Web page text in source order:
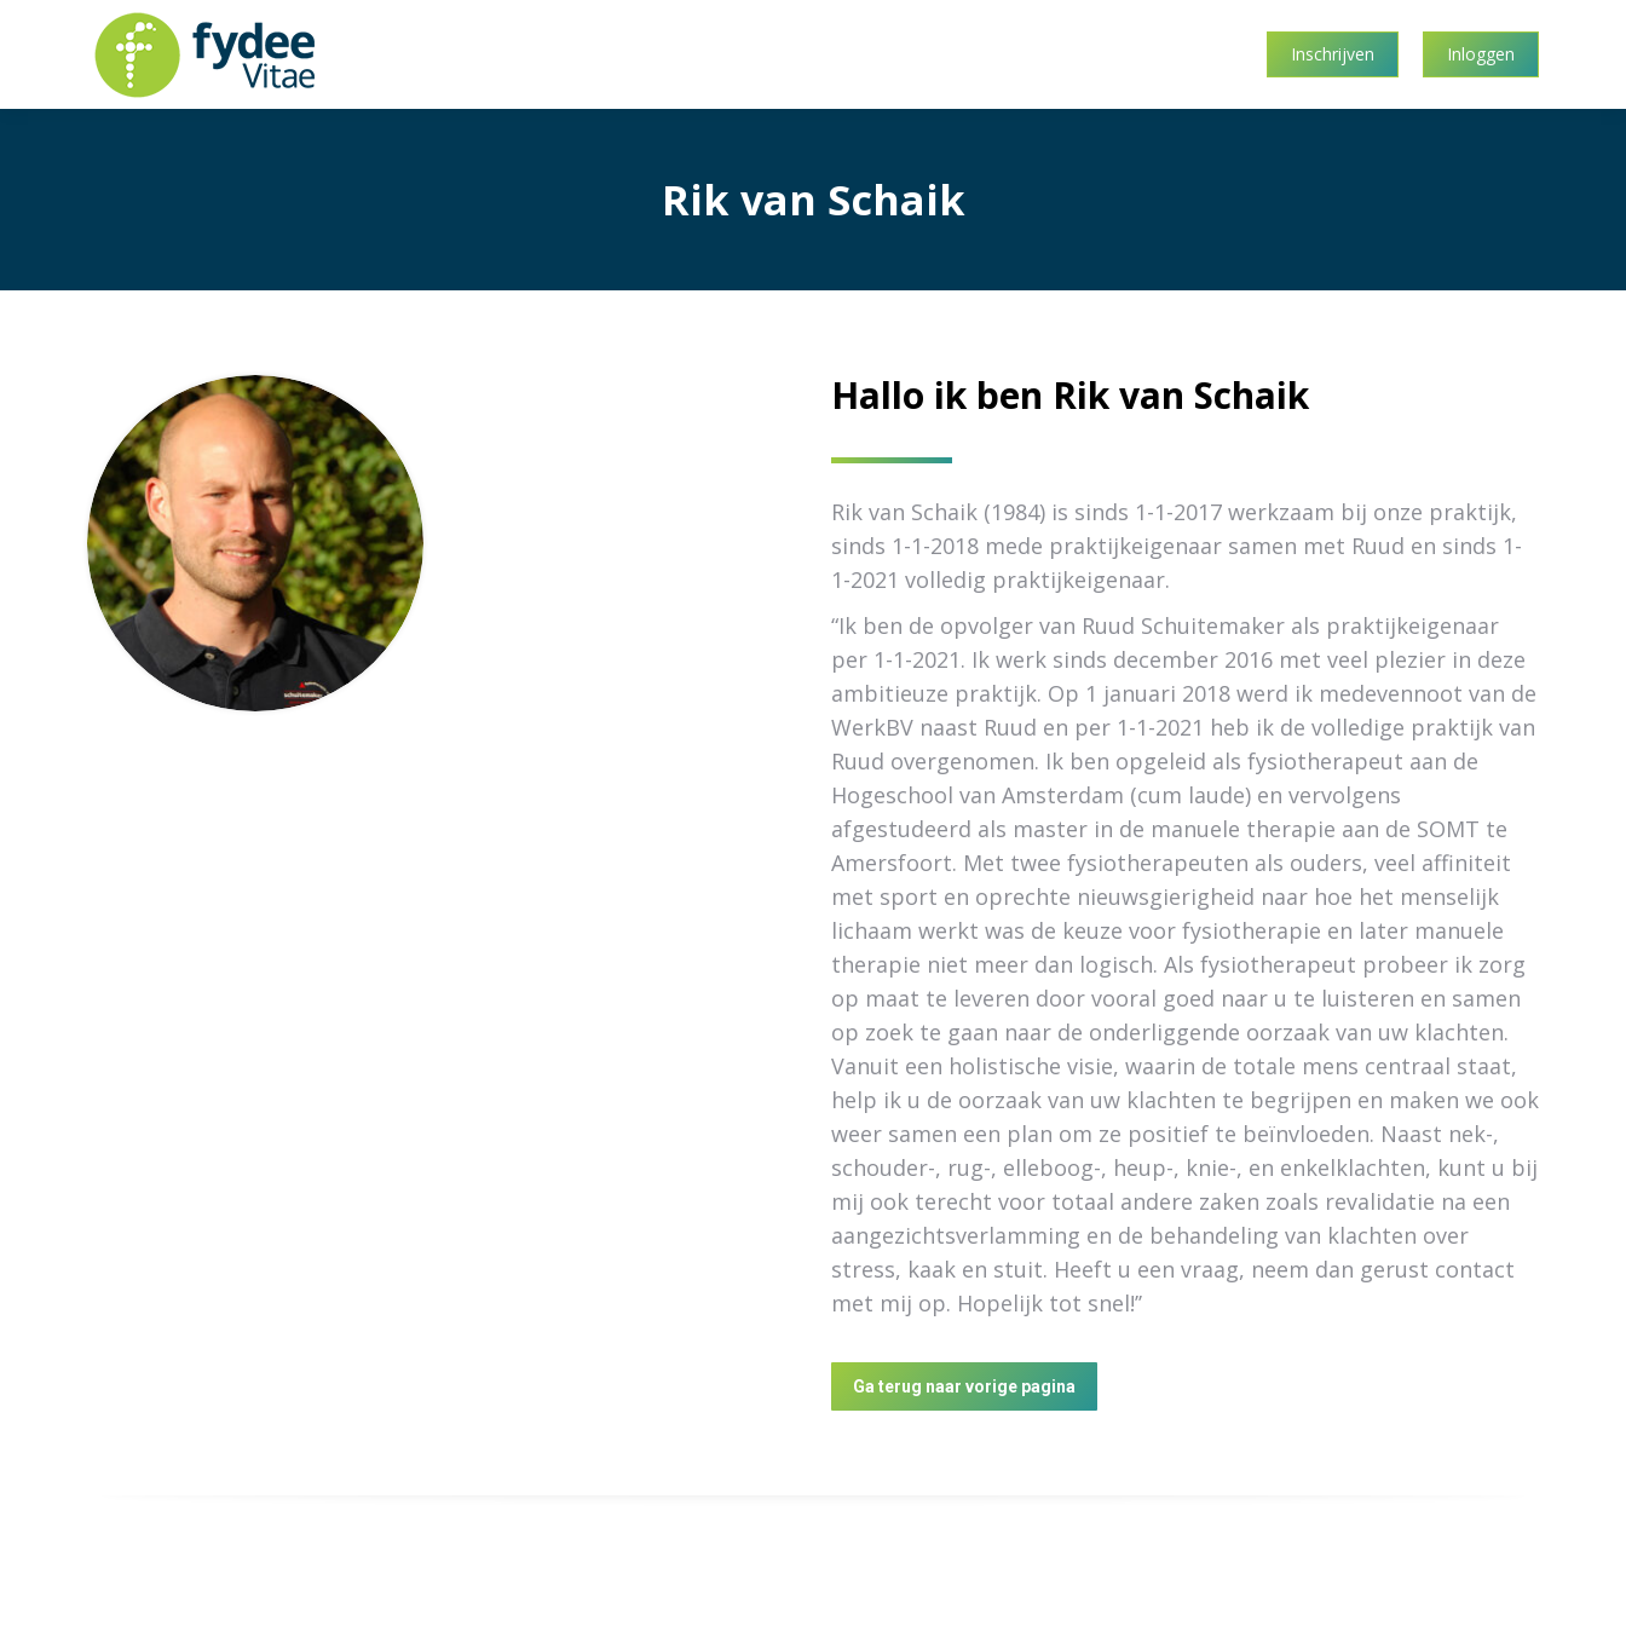
Inschrijven Inloggen
Rik van Schaik
Hallo ik ben Rik van Schaik
Rik van Schaik (1984) is sinds 1-1-2017 werkzaam bij onze praktijk,
sinds 1-1-2018 mede praktijkeigenaar samen met Ruud en sinds 1-
1-2021 volledig praktijkeigenaar.
“Ik ben de opvolger van Ruud Schuitemaker als praktijkeigenaar
per 1-1-2021. Ik werk sinds december 2016 met veel plezier in deze
ambitieuze praktijk. Op 1 januari 2018 werd ik medevennoot van de
WerkBV naast Ruud en per 1-1-2021 heb ik de volledige praktijk van
Ruud overgenomen. Ik ben opgeleid als fysiotherapeut aan de
Hogeschool van Amsterdam (cum laude) en vervolgens
afgestudeerd als master in de manuele therapie aan de SOMT te
Amersfoort. Met twee fysiotherapeuten als ouders, veel affiniteit
met sport en oprechte nieuwsgierigheid naar hoe het menselijk
lichaam werkt was de keuze voor fysiotherapie en later manuele
therapie niet meer dan logisch. Als fysiotherapeut probeer ik zorg
op maat te leveren door vooral goed naar u te luisteren en samen
op zoek te gaan naar de onderliggende oorzaak van uw klachten.
Vanuit een holistische visie, waarin de totale mens centraal staat,
help ik u de oorzaak van uw klachten te begrijpen en maken we ook
weer samen een plan om ze positief te beïnvloeden. Naast nek-,
schouder-, rug-, elleboog-, heup-, knie-, en enkelklachten, kunt u bij
mij ook terecht voor totaal andere zaken zoals revalidatie na een
aangezichtsverlamming en de behandeling van klachten over
stress, kaak en stuit. Heeft u een vraag, neem dan gerust contact
met mij op. Hopelijk tot snel!’’
Ga terug naar vorige pagina